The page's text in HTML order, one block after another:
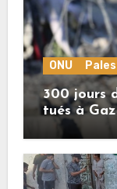
ONU
300 jours
tués à